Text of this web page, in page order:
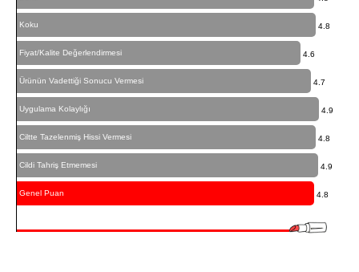
Koku 4.8
Fiyat/Kalite Değerlendirmesi 4.6
Ürünün Vadettiği Sonucu Vermesi 4.7
Uygulama Kolaylığı 4.9
Ciltte Tazelenmiş Hissi Vermesi 4.8
Cildi Tahriş Etmemesi 4.9
Genel Puan 4.8